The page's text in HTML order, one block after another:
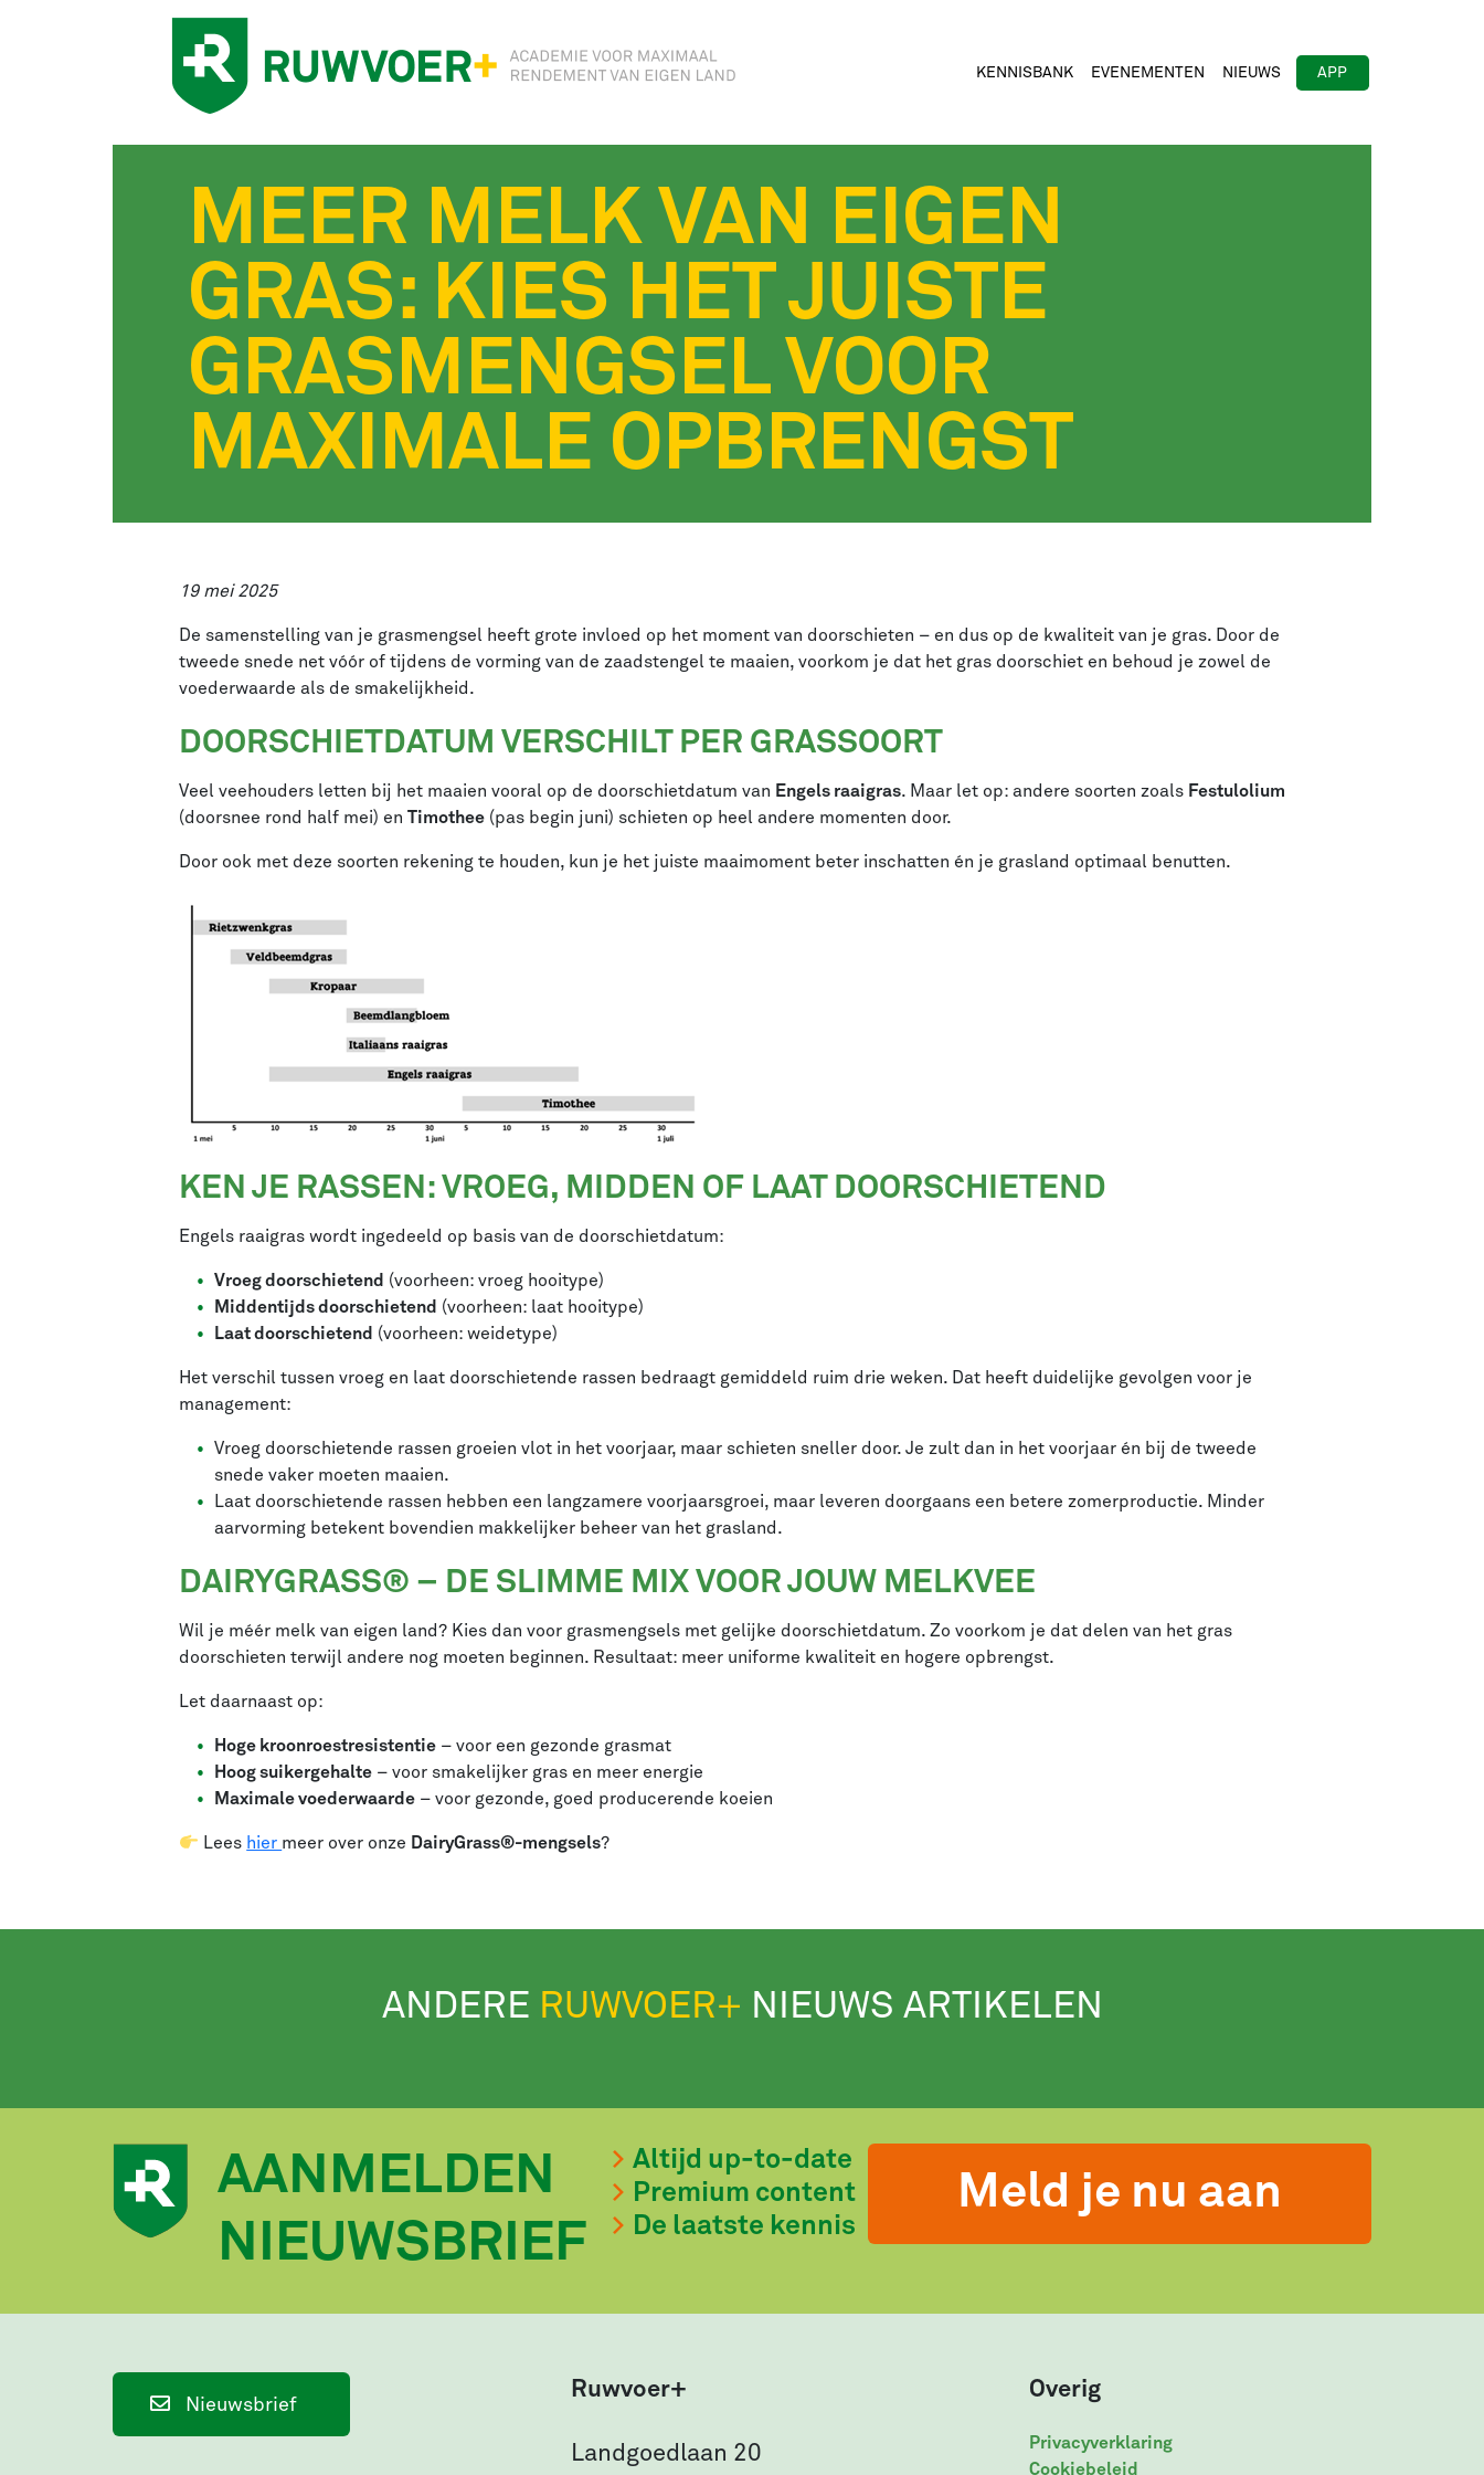
KENNISBANK EVENEMENTEN NIEUWS APP
MEER MELK VAN EIGEN
GRAS: KIES HET JUISTE
GRASMENGSEL VOOR
MAXIMALE OPBRENGST
19 mei 2025
De samenstelling van je grasmengsel heeft grote invloed op het moment van doorschieten – en dus op de kwaliteit van je gras. Door de
tweede snede net vóór of tijdens de vorming van de zaadstengel te maaien, voorkom je dat het gras doorschiet en behoud je zowel de
voederwaarde als de smakelijkheid.
DOORSCHIETDATUM VERSCHILT PER GRASSOORT
Veel veehouders letten bij het maaien vooral op de doorschietdatum van Engels raaigras. Maar let op: andere soorten zoals Festulolium
(doorsnee rond half mei) en Timothee (pas begin juni) schieten op heel andere momenten door.
Door ook met deze soorten rekening te houden, kun je het juiste maaimoment beter inschatten én je grasland optimaal benutten.
KEN JE RASSEN: VROEG, MIDDEN OF LAAT DOORSCHIETEND
Engels raaigras wordt ingedeeld op basis van de doorschietdatum:
Vroeg doorschietend (voorheen: vroeg hooitype)
Middentijds doorschietend (voorheen: laat hooitype)
Laat doorschietend (voorheen: weidetype)
Het verschil tussen vroeg en laat doorschietende rassen bedraagt gemiddeld ruim drie weken. Dat heeft duidelijke gevolgen voor je
management:
Vroeg doorschietende rassen groeien vlot in het voorjaar, maar schieten sneller door. Je zult dan in het voorjaar én bij de tweede
snede vaker moeten maaien.
Laat doorschietende rassen hebben een langzamere voorjaarsgroei, maar leveren doorgaans een betere zomerproductie. Minder
aarvorming betekent bovendien makkelijker beheer van het grasland.
DAIRYGRASS® – DE SLIMME MIX VOOR JOUW MELKVEE
Wil je méér melk van eigen land? Kies dan voor grasmengsels met gelijke doorschietdatum. Zo voorkom je dat delen van het gras
doorschieten terwijl andere nog moeten beginnen. Resultaat: meer uniforme kwaliteit en hogere opbrengst.
Let daarnaast op:
Hoge kroonroestresistentie – voor een gezonde grasmat
Hoog suikergehalte – voor smakelijker gras en meer energie
Maximale voederwaarde – voor gezonde, goed producerende koeien
Lees hier meer over onze DairyGrass®-mengsels?
ANDERE RUWVOER+ NIEUWS ARTIKELEN
AANMELDEN
NIEUWSBRIEF
Altijd up-to-date
Premium content
De laatste kennis
Meld je nu aan
Nieuwsbrief
Ruwvoer+
Landgoedlaan 20
Overig
Privacyverklaring
Cookiebeleid